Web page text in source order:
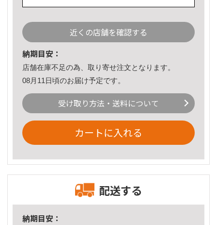
近くの店舗を確認する
納期目安：
店舗在庫不足の為、取り寄せ注文となります。
08月11日頃のお届け予定です。
受け取り方法・送料について
カートに入れる
配送する
納期目安：